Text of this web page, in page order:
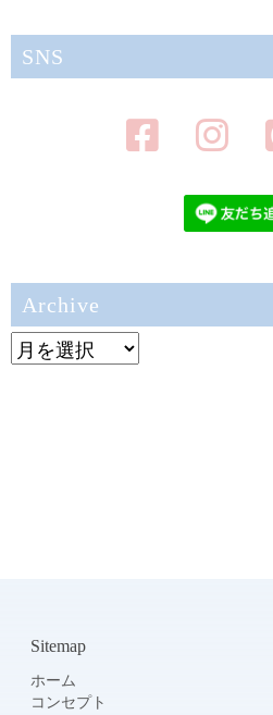
SNS
Archive
Archive
Sitemap
ホーム
コンセプト